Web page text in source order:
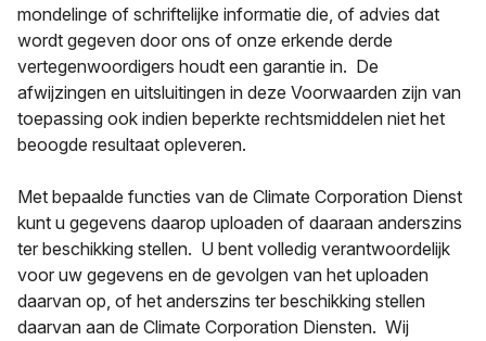
mondelinge of schriftelijke informatie die, of advies dat
wordt gegeven door ons of onze erkende derde
vertegenwoordigers houdt een garantie in. De
afwijzingen en uitsluitingen in deze Voorwaarden zijn van
toepassing ook indien beperkte rechtsmiddelen niet het
beoogde resultaat opleveren.
Met bepaalde functies van de Climate Corporation Dienst
kunt u gegevens daarop uploaden of daaraan anderszins
ter beschikking stellen. U bent volledig verantwoordelijk
voor uw gegevens en de gevolgen van het uploaden
daarvan op, of het anderszins ter beschikking stellen
daarvan aan de Climate Corporation Diensten. Wij